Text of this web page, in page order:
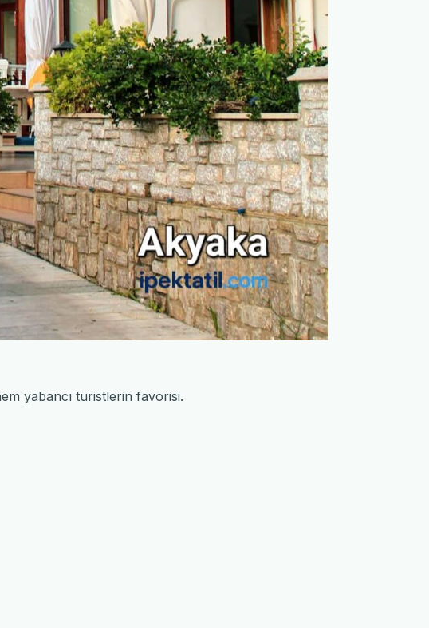
yabancı turistlerin favorisi.